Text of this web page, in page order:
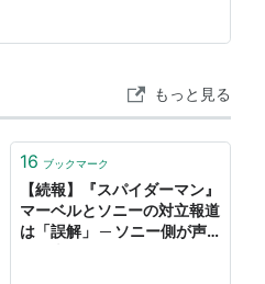
総指揮
もっと見る
16 ブックマーク
【続報】『スパイダーマン』
マーベルとソニーの対立報道
は「誤解」 ─ ソニー側が声